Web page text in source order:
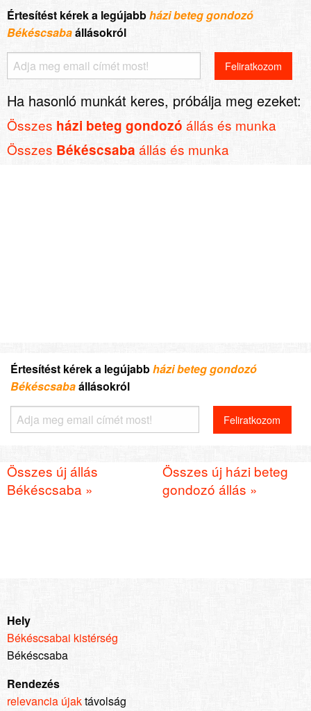
Értesítést kérek a legújabbházi beteg gondozó
Békéscsabaállásokról
Ha hasonló munkát keres, próbálja meg ezeket:
Összes házi beteg gondozó állás és munka
Összes Békéscsaba állás és munka
Értesítést kérek a legújabbházi beteg gondozó
Békéscsabaállásokról
Összes új állás
Békéscsaba »
Összes új házi beteg
gondozó állás »
Hely
Békéscsabai kistérség
Békéscsaba
Rendezés
relevancia újaktávolság